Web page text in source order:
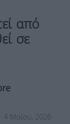
από
σε
4 Μαΐου, 2026